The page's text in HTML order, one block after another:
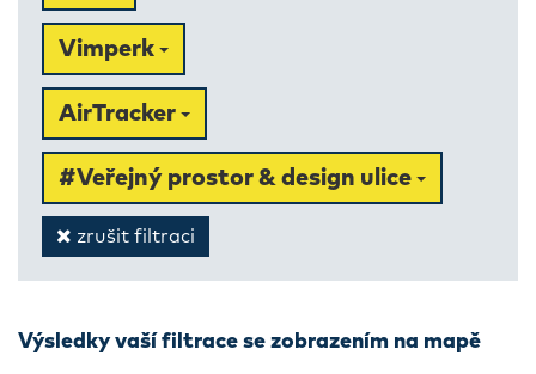
Vimperk
AirTracker
#Veřejný prostor & design ulice
zrušit filtraci
Výsledky vaší filtrace se zobrazením na mapě